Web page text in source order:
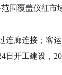
围覆盖仪征市
连廊连接；客
开工建设，